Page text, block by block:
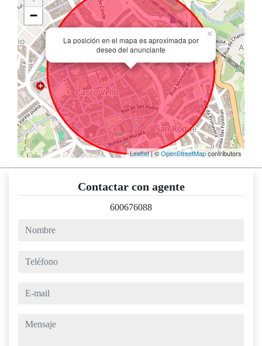
La posición en el mapa es aproximada por
deseo del anunciante
×
−
Leaflet| ©OpenStreetMapcontributors
Contactar con agente
600676088
nombre
teléfono
e-mail
mensaje